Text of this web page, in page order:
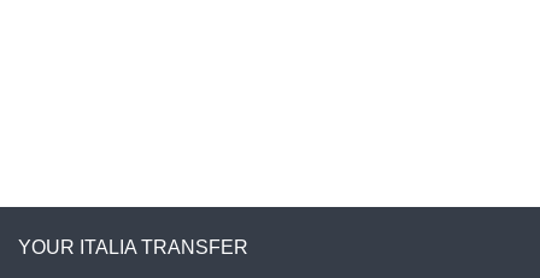
YOUR ITALIA TRANSFER